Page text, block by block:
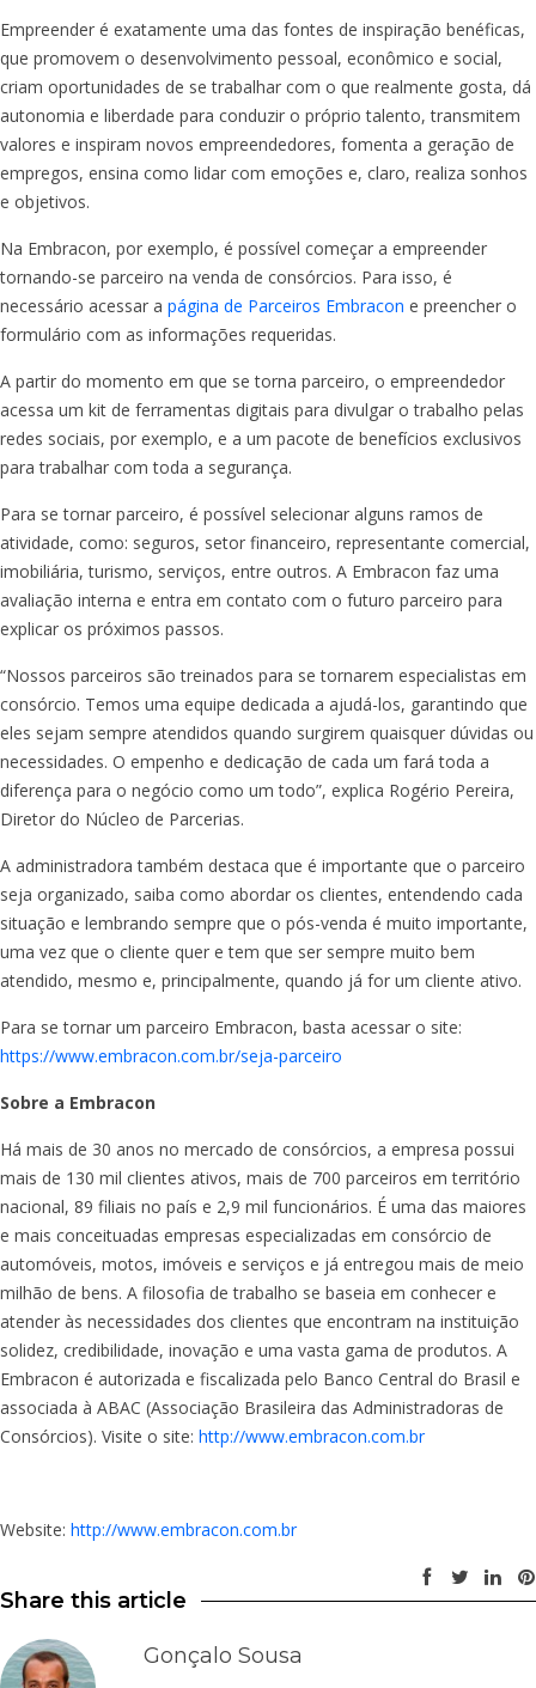
Empreender é exatamente uma das fontes de inspiração benéficas,
que promovem o desenvolvimento pessoal, econômico e social,
criam oportunidades de se trabalhar com o que realmente gosta, dá
autonomia e liberdade para conduzir o próprio talento, transmitem
valores e inspiram novos empreendedores, fomenta a geração de
empregos, ensina como lidar com emoções e, claro, realiza sonhos
e objetivos.
Na Embracon, por exemplo, é possível começar a empreender
tornando-se parceiro na venda de consórcios. Para isso, é
necessário acessar a página de Parceiros Embracon e preencher o
formulário com as informações requeridas.
A partir do momento em que se torna parceiro, o empreendedor
acessa um kit de ferramentas digitais para divulgar o trabalho pelas
redes sociais, por exemplo, e a um pacote de benefícios exclusivos
para trabalhar com toda a segurança.
Para se tornar parceiro, é possível selecionar alguns ramos de
atividade, como: seguros, setor financeiro, representante comercial,
imobiliária, turismo, serviços, entre outros. A Embracon faz uma
avaliação interna e entra em contato com o futuro parceiro para
explicar os próximos passos.
“Nossos parceiros são treinados para se tornarem especialistas em
consórcio. Temos uma equipe dedicada a ajudá-los, garantindo que
eles sejam sempre atendidos quando surgirem quaisquer dúvidas ou
necessidades. O empenho e dedicação de cada um fará toda a
diferença para o negócio como um todo”, explica Rogério Pereira,
Diretor do Núcleo de Parcerias.
A administradora também destaca que é importante que o parceiro
seja organizado, saiba como abordar os clientes, entendendo cada
situação e lembrando sempre que o pós-venda é muito importante,
uma vez que o cliente quer e tem que ser sempre muito bem
atendido, mesmo e, principalmente, quando já for um cliente ativo.
Para se tornar um parceiro Embracon, basta acessar o site:
https://www.embracon.com.br/seja-parceiro
Sobre a Embracon
Há mais de 30 anos no mercado de consórcios, a empresa possui
mais de 130 mil clientes ativos, mais de 700 parceiros em território
nacional, 89 filiais no país e 2,9 mil funcionários. É uma das maiores
e mais conceituadas empresas especializadas em consórcio de
automóveis, motos, imóveis e serviços e já entregou mais de meio
milhão de bens. A filosofia de trabalho se baseia em conhecer e
atender às necessidades dos clientes que encontram na instituição
solidez, credibilidade, inovação e uma vasta gama de produtos. A
Embracon é autorizada e fiscalizada pelo Banco Central do Brasil e
associada à ABAC (Associação Brasileira das Administradoras de
Consórcios). Visite o site: http://www.embracon.com.br
Website: http://www.embracon.com.br
Share this article
Gonçalo Sousa